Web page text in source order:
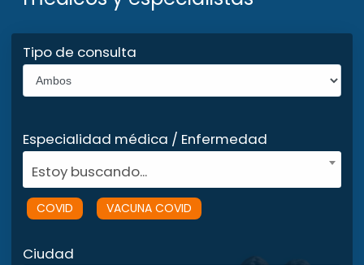
Tipo de consulta
Especialidad médica / Enfermedad
Estoy buscando...
COVID VACUNA COVID
Ciudad